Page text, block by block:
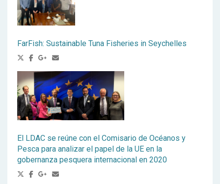
FarFish: Sustainable Tuna Fisheries in Seychelles
El LDAC se reúne con el Comisario de Océanos y
Pesca para analizar el papel de la UE en la
gobernanza pesquera internacional en 2020